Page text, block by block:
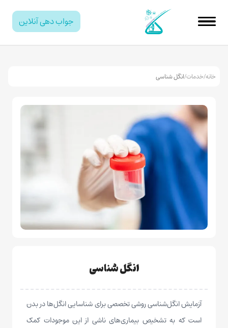
جواب دهی آنلاین
خانه/خدمات/انگل شناسی
انگل شناسی
آزمایش انگل‌شناسی روشی تخصصی برای شناسایی انگل‌ها در بدن
است که به تشخیص بیماری‌های ناشی از این موجودات کمک